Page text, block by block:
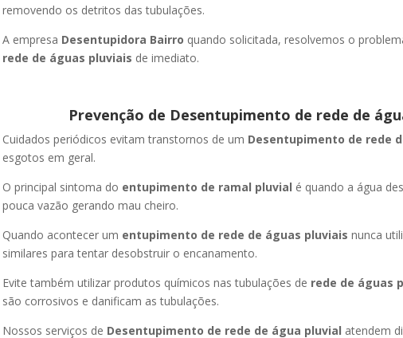
removendo os detritos das tubulações.
A empresa Desentupidora Bairro quando solicitada, resolvemos o
rede de águas pluviais de imediato.
Prevenção de Desentupimento de rede de
Cuidados periódicos evitam transtornos de um Desentupimento de rede
esgotos em geral.
O principal sintoma do entupimento de ramal pluvial é quando a água
pouca vazão gerando mau cheiro.
Quando acontecer um entupimento de rede de águas pluviais nunca
similares para tentar desobstruir o encanamento.
Evite também utilizar produtos químicos nas tubulações de rede de águas
são corrosivos e danificam as tubulações.
Nossos serviços de Desentupimento de rede de água pluvial atendem